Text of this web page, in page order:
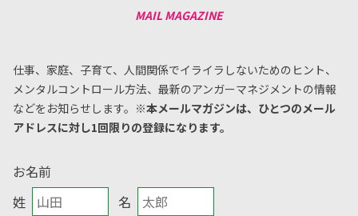
仕事、家庭、子育て、人間関係でイライラしないためのヒント、
メンタルコントロール方法、 最新のアンガーマネジメントの情報
などをお知らせします。 ※本メールマガジンは、ひとつのメール
アドレスに対し1回限りの登録になります。
お名前
姓
名